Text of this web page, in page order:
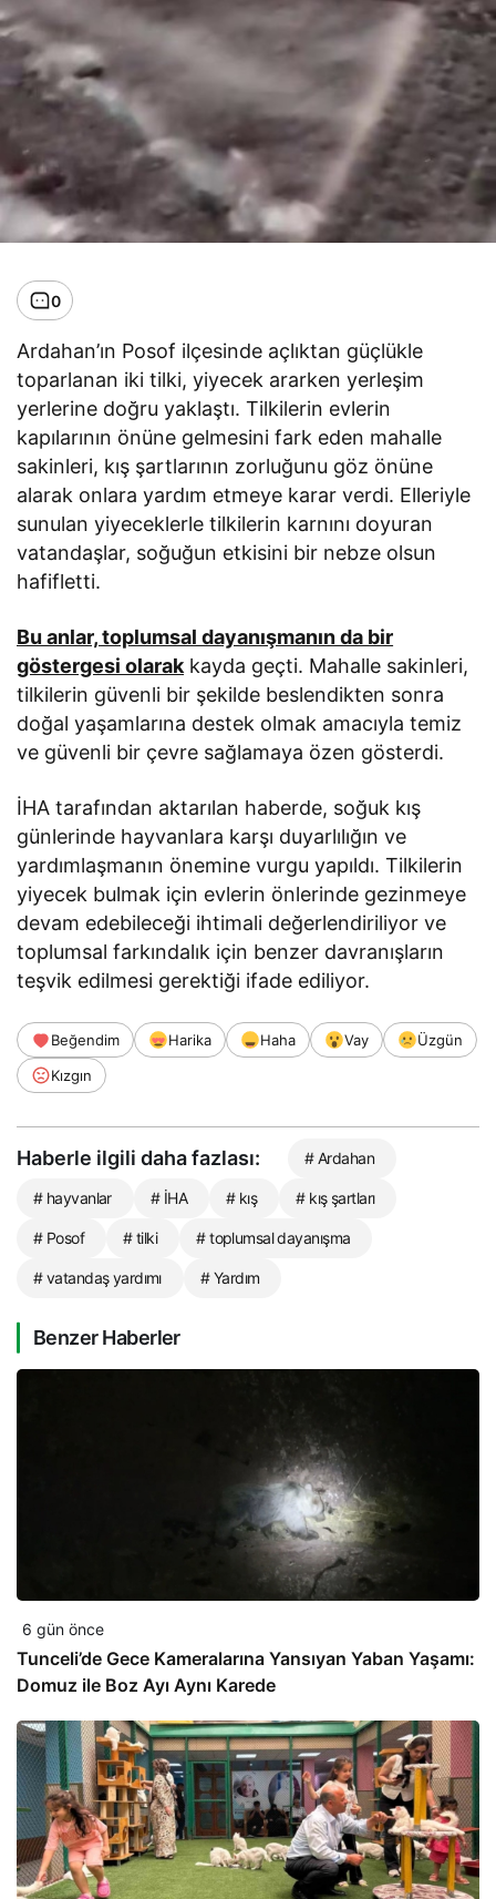
0
Ardahan’ın Posof ilçesinde açlıktan güçlükle
toparlanan iki tilki, yiyecek ararken yerleşim
yerlerine doğru yaklaştı. Tilkilerin evlerin
kapılarının önüne gelmesini fark eden mahalle
sakinleri, kış şartlarının zorluğunu göz önüne
alarak onlara yardım etmeye karar verdi. Elleriyle
sunulan yiyeceklerle tilkilerin karnını doyuran
vatandaşlar, soğuğun etkisini bir nebze olsun
hafifletti.
Bu anlar, toplumsal dayanışmanın da bir
göstergesi olarak kayda geçti. Mahalle sakinleri,
tilkilerin güvenli bir şekilde beslendikten sonra
doğal yaşamlarına destek olmak amacıyla temiz
ve güvenli bir çevre sağlamaya özen gösterdi.
İHA tarafından aktarılan haberde, soğuk kış
günlerinde hayvanlara karşı duyarlılığın ve
yardımlaşmanın önemine vurgu yapıldı. Tilkilerin
yiyecek bulmak için evlerin önlerinde gezinmeye
devam edebileceği ihtimali değerlendiriliyor ve
toplumsal farkındalık için benzer davranışların
teşvik edilmesi gerektiği ifade ediliyor.
Beğendim Harika Haha Vay
Üzgün
Kızgın
Haberle ilgili daha fazlası: # Ardahan
# hayvanlar # İHA # kış # kış şartları
# Posof # tilki # toplumsal dayanışma
# vatandaş yardımı # Yardım
Benzer Haberler
6 gün önce
Tunceli’de Gece Kameralarına Yansıyan Yaban Yaşamı:
Domuz ile Boz Ayı Aynı Karede